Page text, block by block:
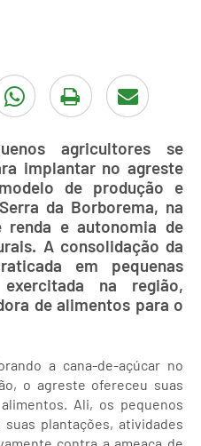
agricultores se
implantar no agreste
de produção e
da Borborema, na
renda e autonomia de
A consolidação da
em pequenas
na região,
de alimentos para o
a cana-de-açúcar no
o agreste ofereceu suas
Ali, os pequenos
plantações, atividades